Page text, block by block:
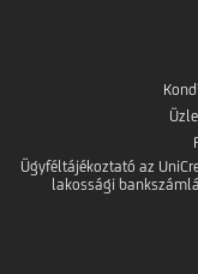
Ügyféltájékoztató az
lakossági